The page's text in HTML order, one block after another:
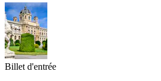
Billet d'entrée